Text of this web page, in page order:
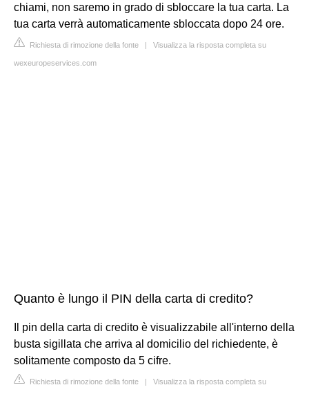
chiami, non saremo in grado di sbloccare la tua carta. La
tua carta verrà automaticamente sbloccata dopo 24 ore.
Richiesta di rimozione della fonte | Visualizza la risposta completa su
wexeuropeservices.com
Quanto è lungo il PIN della carta di credito?
Il pin della carta di credito è visualizzabile all'interno della
busta sigillata che arriva al domicilio del richiedente, è
solitamente composto da 5 cifre.
Richiesta di rimozione della fonte | Visualizza la risposta completa su